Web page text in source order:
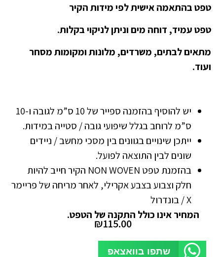
טפט בהתאמה אישית לפי מידות הקיר
טפט עמיד, דוחה מים וניתן לניקוי בקלות.
מתאים לבתים, משרדים, מלונות ומקומות מסחר
ועוד.
יש להוסיף בהזמנה ספייר של 10 ס”מ לגובה ו-10
ס”מ לרוחב בגלל שיפועי גובה / סטייה במידות.
ייתכן שינויים בגוונים בין מסכי מחשב / ניידים
שונים לבין התוצאה לפועל.
בהזמנת טפט NON WOVEN הקיר חייב להיות
חלק וצבוע בצבע אקרילי, לאחר מריחה של פריימר
X / בונדרול
המחיר אינו כולל התקנה של הטפט.
₪115.00
שתפו בוואצאפ